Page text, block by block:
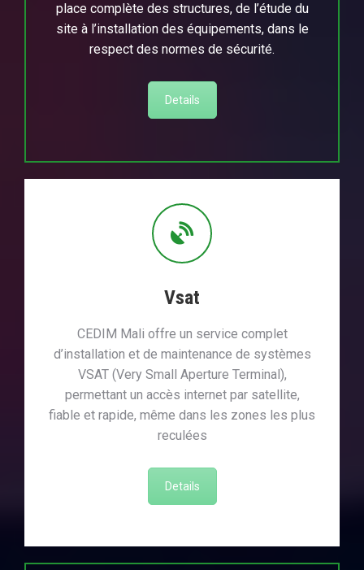
place complète des structures, de l’étude du
site à l’installation des équipements, dans le
respect des normes de sécurité.
Details
Vsat
CEDIM Mali offre un service complet
d’installation et de maintenance de systèmes
VSAT (Very Small Aperture Terminal),
permettant un accès internet par satellite,
fiable et rapide, même dans les zones les plus
reculées
Details